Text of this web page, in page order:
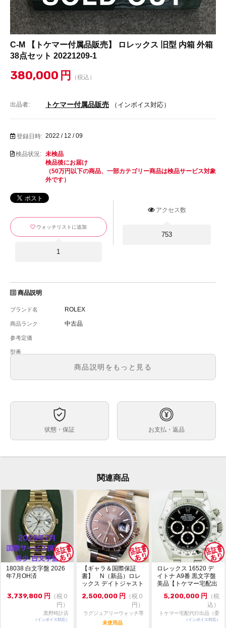
C-M 【トケマー付属品販売】 ロレックス 旧型 内箱 外箱
38点セット 20221209-1
380,000 円 （税込）
出品者: トケマー付属品販売 （インボイス対応）
登録日時: 2022 / 12 / 09
検品状況: 未検品
検品後にお届け
（50万円以下の商品、一部カテゴリー商品は検品サービス対象
外です）
アクセス数
753
ウォッチリストに追加
1
商品説明
ブランド名 ROLEX
商品ランク 中古品
参考定価
型番
メンズ
文字盤
ケース素材
中古品の為、若干の使用感・擦れ・汚れ・焼け・ダメー
ジがございますので、予めご了承の上ご注文ください。
内箱サイズ 縦:約10.8cm × 横:約14.5cm × 高さ:約6.7cm
コメント
・通信販売限定商品の為、実物の確認や他店へのお取り
寄せは出来かねます。
お問い合わせは『出品者へ質問する』タブよりお願い致
します。
・『鑑定前・ 未鑑定（大黒屋の鑑定後のお届けになり
ます）』の表示がござますが、こちらの商品はトケマー
の鑑定が出来ない商品でございますので、ご了承の上ご
注文ください。
商品説明をもっと見る
状態・保証 お支払・返品
関連商品
18038 白文字盤 2026
年7月OH済
3,739,800 円
（税０
円）
黒野時計店
（インボイス対応）
【ギャラ＆国際保証
書】 N（新品）ロレ
ックス デイトジャスト
126231 36m...
2,500,000 円
（税０
円）
ラグジュアリーウォッチ専
門店：R/M
未使用品
ロレックス 16520 デ
イトナ A9番 黒文字盤
美品【トケマー宅配出
5,200,000 円
（税
込）
トケマー宅配代行出品（委
託販売）
（インボイス対応）